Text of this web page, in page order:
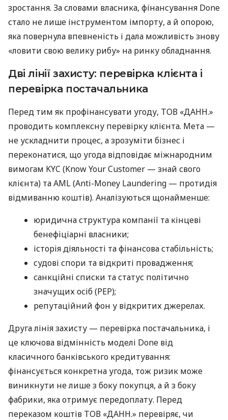
зростання. За словами власника, фінансування Done
стало не лише інструментом імпорту, а й опорою,
яка повернула впевненість і дала можливість знову
«ловити свою велику рибу» на ринку обладнання.
Дві лінії захисту: перевірка клієнта і
перевірка постачальника
Перед тим як профінансувати угоду, ТОВ «ДАНН.»
проводить комплексну перевірку клієнта. Мета —
не ускладнити процес, а зрозуміти бізнес і
переконатися, що угода відповідає міжнародним
вимогам KYC (Know Your Customer — знай свого
клієнта) та AML (Anti-Money Laundering — протидія
відмиванню коштів). Аналізуються щонайменше:
юридична структура компанії та кінцеві
бенефіціарні власники;
історія діяльності та фінансова стабільність;
судові спори та відкриті провадження;
санкційні списки та статус політично
значущих осіб (PEP);
репутаційний фон у відкритих джерелах.
Друга лінія захисту — перевірка постачальника, і
це ключова відмінність моделі Done від
класичного банківського кредитування:
фінансується конкретна угода, тож ризик може
виникнути не лише з боку покупця, а й з боку
фабрики, яка отримує передоплату. Перед
переказом коштів ТОВ «ДАНН.» перевіряє, чи